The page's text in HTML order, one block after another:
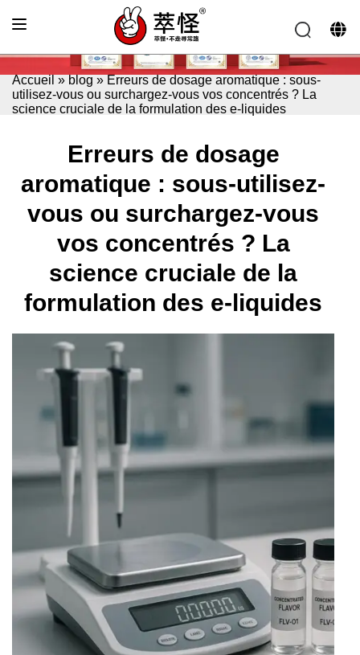
Accueil » blog » Erreurs de dosage aromatique : sous-
utilisez-vous ou surchargez-vous vos concentrés ? La
science cruciale de la formulation des e-liquides
Erreurs de dosage
aromatique : sous-utilisez-
vous ou surchargez-vous
vos concentrés ? La
science cruciale de la
formulation des e-liquides